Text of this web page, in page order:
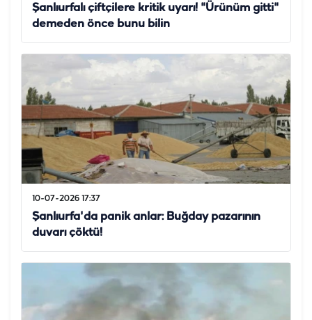
Şanlıurfalı çiftçilere kritik uyarı! "Ürünüm gitti"
demeden önce bunu bilin
10-07-2026 17:37
Şanlıurfa'da panik anlar: Buğday pazarının
duvarı çöktü!